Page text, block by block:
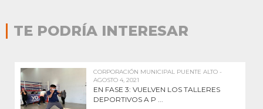
TE PODRÍA INTERESAR
CORPORACIÓN MUNICIPAL PUENTE ALTO -
AGOSTO 4, 2021
EN FASE 3: VUELVEN LOS TALLERES
DEPORTIVOS A P ...